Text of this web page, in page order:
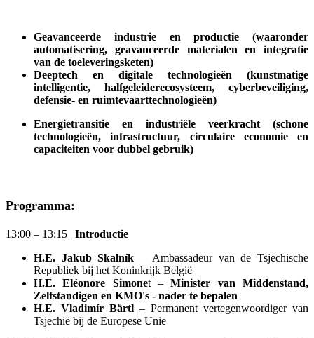
Geavanceerde industrie en productie (waaronder
automatisering, geavanceerde materialen en integratie
van de toeleveringsketen)
Deeptech en digitale technologieën (kunstmatige
intelligentie, halfgeleiderecosysteem, cyberbeveiliging,
defensie- en ruimtevaarttechnologieën)
Energietransitie en industriële veerkracht (schone
technologieën, infrastructuur, circulaire economie en
capaciteiten voor dubbel gebruik)
Programma:
13:00 – 13:15 | Introductie
H.E. Jakub Skalník – Ambassadeur van de Tsjechische
Republiek bij het Koninkrijk België
H.E. Eléonore Simonet –Minister van Middenstand,
Zelfstandigen en KMO's - nader te bepalen
H.E. Vladimír Bärtl – Permanent vertegenwoordiger van
Tsjechië bij de Europese Unie